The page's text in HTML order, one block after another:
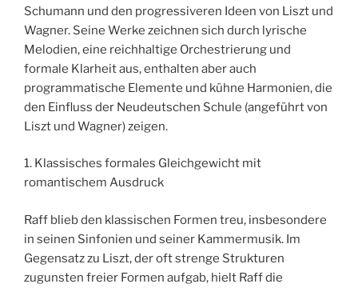
Schumann und den progressiveren Ideen von Liszt und
Wagner. Seine Werke zeichnen sich durch lyrische
Melodien, eine reichhaltige Orchestrierung und
formale Klarheit aus, enthalten aber auch
programmatische Elemente und kühne Harmonien, die
den Einfluss der Neudeutschen Schule (angeführt von
Liszt und Wagner) zeigen.
1. Klassisches formales Gleichgewicht mit
romantischem Ausdruck
Raff blieb den klassischen Formen treu, insbesondere
in seinen Sinfonien und seiner Kammermusik. Im
Gegensatz zu Liszt, der oft strenge Strukturen
zugunsten freier Formen aufgab, hielt Raff die